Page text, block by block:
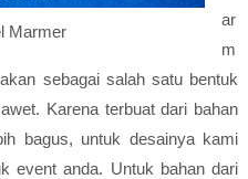
Marmer
ar
m
sebagai salah satu bentuk
Karena terbuat dari bahan
bagus, untuk desainya kami
event anda. Untuk bahan dari